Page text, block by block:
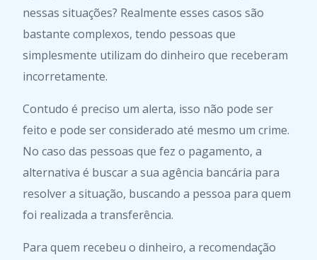
nessas situações? Realmente esses casos são
bastante complexos, tendo pessoas que
simplesmente utilizam do dinheiro que receberam
incorretamente.
Contudo é preciso um alerta, isso não pode ser
feito e pode ser considerado até mesmo um crime.
No caso das pessoas que fez o pagamento, a
alternativa é buscar a sua agência bancária para
resolver a situação, buscando a pessoa para quem
foi realizada a transferência.
Para quem recebeu o dinheiro, a recomendação